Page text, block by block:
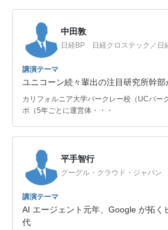
中田敦
日経BP 日経クロステック／日
講演テーマ
ユニコーン続々輩出の注目研究所幹
カリフォルニア大学バークレー校（UCバー
ボ（5年ごとに運営体・・・
平手智行
グーグル・クラウド・ジャパン
講演テーマ
AI エージェント元年、Google が拓く
代